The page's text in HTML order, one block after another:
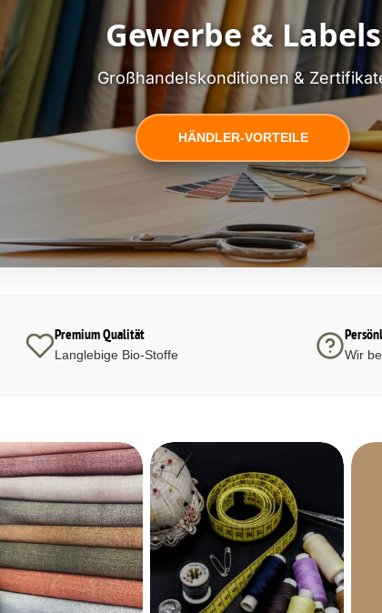
Gewerbe & Labels
Großhandelskonditionen &
HÄNDLER-VORTEILE
Premium Qualität
Langlebige Bio-Stoffe Wir